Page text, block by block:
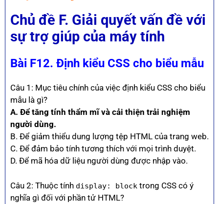
Chủ đề F. Giải quyết vấn đề với
sự trợ giúp của máy tính
Bài F12. Định kiểu CSS cho biểu mẫu
Câu 1: Mục tiêu chính của việc định kiểu CSS cho biểu
mẫu là gì?
A. Để tăng tính thẩm mĩ và cải thiện trải nghiệm
người dùng.
B. Để giảm thiểu dung lượng tệp HTML của trang web.
C. Để đảm bảo tính tương thích với mọi trình duyệt.
D. Để mã hóa dữ liệu người dùng được nhập vào.
Câu 2: Thuộc tính display: block trong CSS có ý
nghĩa gì đối với phần tử HTML?